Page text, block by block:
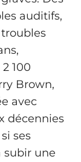
auditifs,
100
Brown,
avec
décennies
ses
subir une